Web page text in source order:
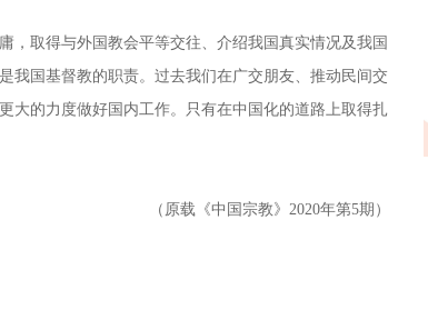
，取得与外国教会平等交往、介绍我国真实情况及我国
我国基督教的职责。过去我们在广交朋友、推动民间交
大的力度做好国内工作。只有在中国化的道路上取得扎
（原载《中国宗教》2020年第5期）